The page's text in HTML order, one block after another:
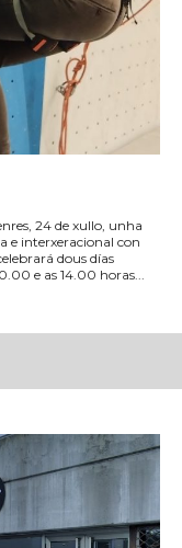
24 de xullo, unha
e interxeracional con
dous días
e as 14.00 horas...